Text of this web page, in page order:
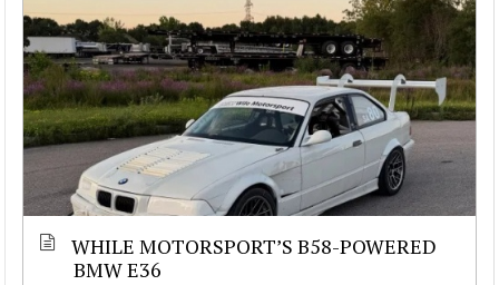
WHILE MOTORSPORT’S B58-POWERED
BMW E36